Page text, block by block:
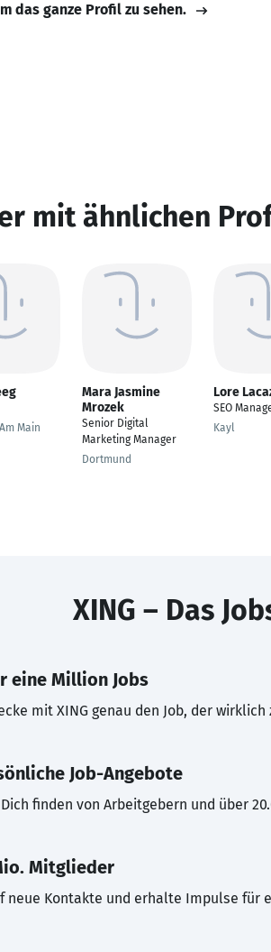
das ganze Profil zu sehen.
mit ähnlichen
Main
Mara Jasmine
Mrozek
Senior Digital
Marketing Manager
Dortmund
Lore
SEO
Kayl
XING – Das
eine Million Jobs
mit XING genau den Job, der wirklich
Job-Angebote
finden von Arbeitgebern und über
Mitglieder
neue Kontakte und erhalte Impulse für